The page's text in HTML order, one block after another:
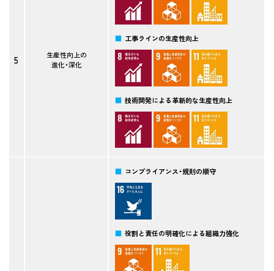
5
生産性向上の
進化・深化
工事ラインの生産性向上
技術開発による革新的な生産性向上
コンプライアンス・規則の順守
役割と責任の明確化による組織力強化